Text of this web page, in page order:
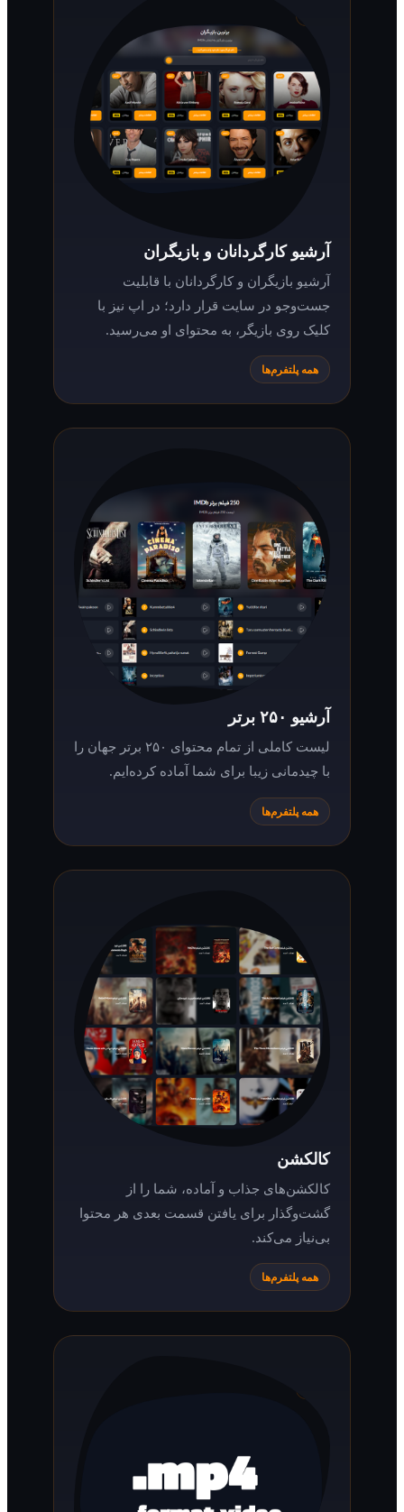
آرشیو کارگردانان و بازیگران
آرشیو بازیگران و کارگردانان با قابلیت
جست‌وجو در سایت قرار دارد؛ در اپ نیز با
کلیک روی بازیگر، به محتوای او می‌رسید.
همه پلتفرم‌ها
لیست کاملی از تمام محتوای ۲۵۰ برتر جهان را
با چیدمانی زیبا برای شما آماده کرده‌ایم.
همه پلتفرم‌ها
کالکشن‌های جذاب و آماده، شما را از
گشت‌وگذار برای یافتن قسمت بعدی هر محتوا
بی‌نیاز می‌کند.
همه پلتفرم‌ها